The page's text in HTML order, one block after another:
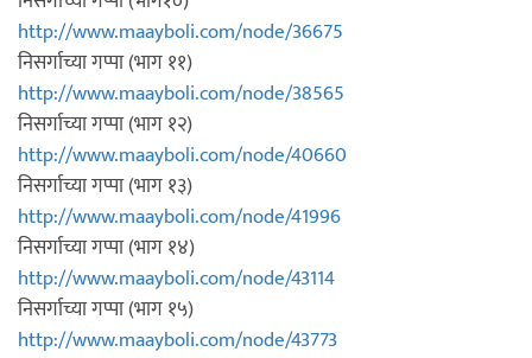
http://www.maayboli.com/node/36675
निसर्गाच्या गप्पा (भाग ११)
http://www.maayboli.com/node/38565
निसर्गाच्या गप्पा (भाग १२)
http://www.maayboli.com/node/40660
निसर्गाच्या गप्पा (भाग १३)
http://www.maayboli.com/node/41996
निसर्गाच्या गप्पा (भाग १४)
http://www.maayboli.com/node/43114
निसर्गाच्या गप्पा (भाग १५)
http://www.maayboli.com/node/43773